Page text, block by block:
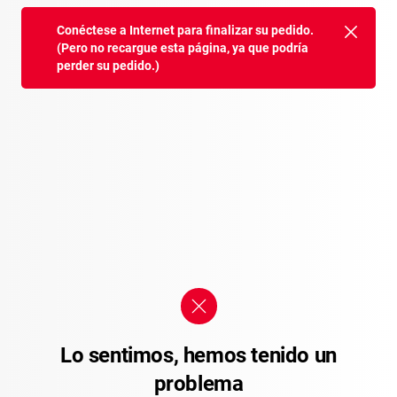
Conéctese a Internet para finalizar su pedido.
(Pero no recargue esta página, ya que podría
perder su pedido.)
Lo sentimos, hemos tenido un
problema